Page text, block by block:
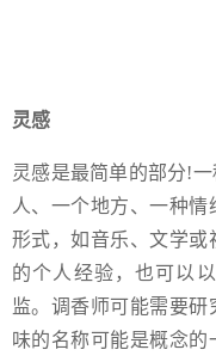
灵感
灵感是最简单的部分!
人、一个地方、一种
形式，如音乐、文学或
的个人经验，也可以
监。调香师可能需要
味的名称可能是概念